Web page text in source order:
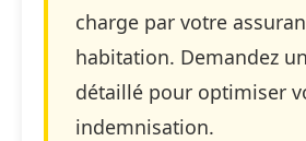
charge par votre
habitation. Demandez
détaillé pour optimiser
indemnisation.